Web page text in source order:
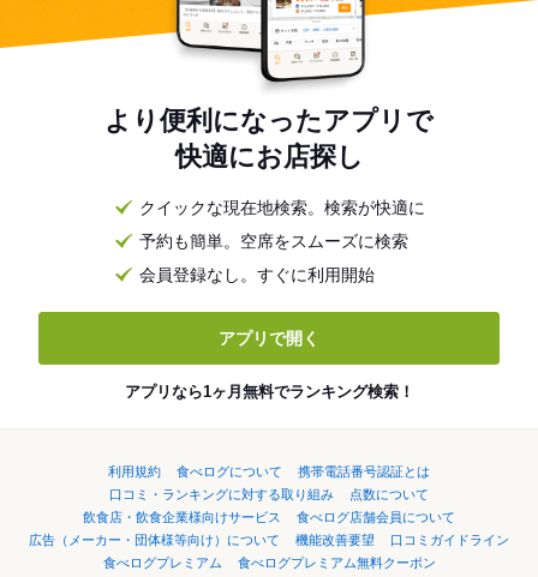
より便利になったアプリで
快適にお店探し
クイックな現在地検索。検索が快適に
予約も簡単。空席をスムーズに検索
会員登録なし。すぐに利用開始
アプリで開く
アプリなら1ヶ月無料でランキング検索！
利用規約 食べログについて
携帯電話番号認証とは
口コミ・ランキングに対する取り組み
点数について
飲食店・飲食企業様向けサービス
食べログ店舗会員について
広告（メーカー・団体様等向け）について
機能改善要望
口コミガイドライン
食べログプレミアム
食べログプレミアム無料クーポン